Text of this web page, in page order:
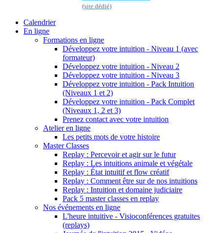
(site dédié)
Calendrier
En ligne
Formations en ligne
Développez votre intuition - Niveau 1 (avec
formateur)
Développez votre intuition - Niveau 2
Développez votre intuition - Niveau 3
Développez votre intuition - Pack Intuition
(Niveaux 1 et 2)
Développez votre intuition - Pack Complet
(Niveaux 1, 2 et 3)
Prenez contact avec votre intuition
Atelier en ligne
Les petits mots de votre histoire
Master Classes
Replay : Percevoir et agir sur le futur
Replay : Les intuitions animale et végétale
Replay : État intuitif et flow créatif
Replay : Comment être sur de nos intuitions
Replay : Intuition et domaine judiciaire
Pack 5 master classes en replay
Nos événements en ligne
L'heure intuitive - Visioconférences gratuites
(replays)